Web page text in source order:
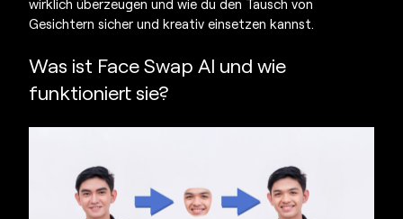
wirklich überzeugen und wie du den Tausch von
Gesichtern sicher und kreativ einsetzen kannst.
Was ist Face Swap AI und wie
funktioniert sie?